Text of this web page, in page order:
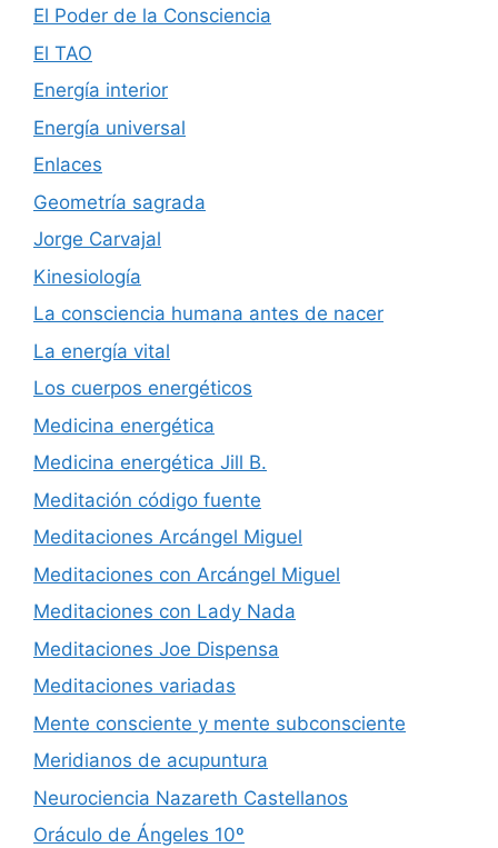
El Poder de la Consciencia
El TAO
Energía interior
Energía universal
Enlaces
Geometría sagrada
Jorge Carvajal
Kinesiología
La consciencia humana antes de nacer
La energía vital
Los cuerpos energéticos
Medicina energética
Medicina energética Jill B.
Meditación código fuente
Meditaciones Arcángel Miguel
Meditaciones con Arcángel Miguel
Meditaciones con Lady Nada
Meditaciones Joe Dispensa
Meditaciones variadas
Mente consciente y mente subconsciente
Meridianos de acupuntura
Neurociencia Nazareth Castellanos
Oráculo de Ángeles 10º